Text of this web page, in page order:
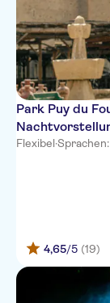
Park Puy du
Flexibel·
4,65/5 (19)